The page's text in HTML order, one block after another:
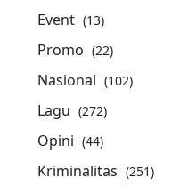
Event (13)
Promo (22)
Nasional (102)
Lagu (272)
Opini (44)
Kriminalitas (251)